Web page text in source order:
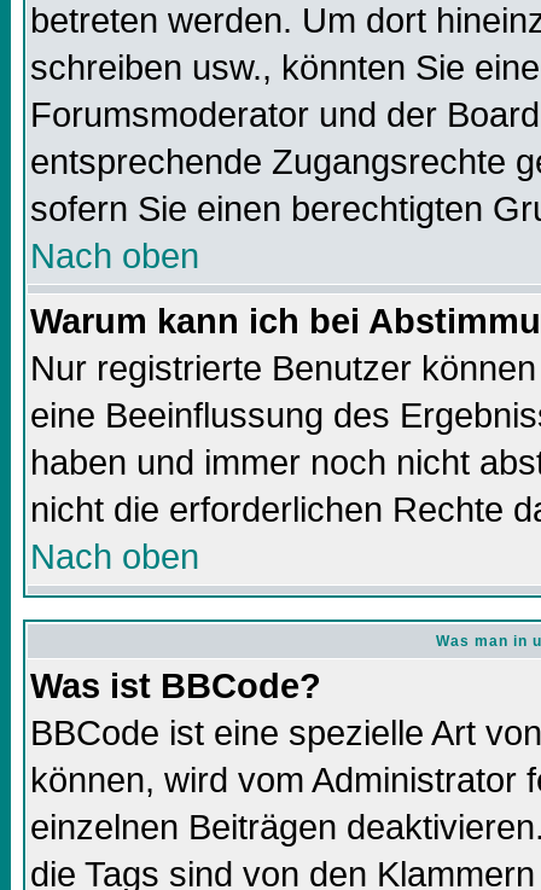
betreten werden. Um dort
schreiben usw., könnten Sie
Forumsmoderator und der
entsprechende Zugangsrechte
sofern Sie einen berechtigten
Nach oben
Warum kann ich bei
Nur registrierte Benutzer
eine Beeinflussung des
haben und immer noch nicht
nicht die erforderlichen Rechte
Nach oben
Was man in
Was ist BBCode?
BBCode ist eine spezielle Art
können, wird vom Administrator
einzelnen Beiträgen
die Tags sind von den